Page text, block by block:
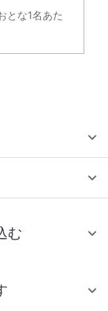
とな1名あた
む